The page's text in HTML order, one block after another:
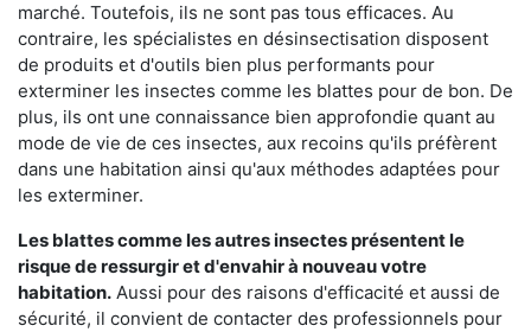
marché. Toutefois, ils ne sont pas tous efficaces. Au
contraire, les spécialistes en désinsectisation disposent
de produits et d'outils bien plus performants pour
exterminer les insectes comme les blattes pour de bon. De
plus, ils ont une connaissance bien approfondie quant au
mode de vie de ces insectes, aux recoins qu'ils préfèrent
dans une habitation ainsi qu'aux méthodes adaptées pour
les exterminer.
Les blattes comme les autres insectes présentent le
risque de ressurgir et d'envahir à nouveau votre
habitation. Aussi pour des raisons d'efficacité et aussi de
sécurité, il convient de contacter des professionnels pour